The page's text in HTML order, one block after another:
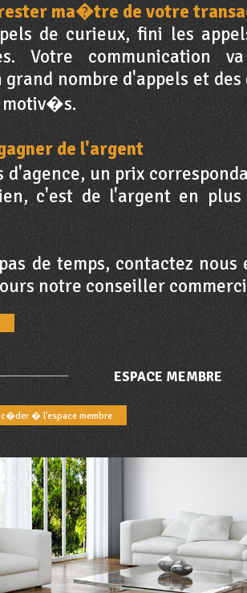
ma�tre de votre
de curieux, fini les
Votre communication
nombre d'appels et
de l'argent
d'agence, un prix
c'est de l'argent en
de temps, contactez
notre conseiller
ESPACE MEMBRE
� l'espace membre